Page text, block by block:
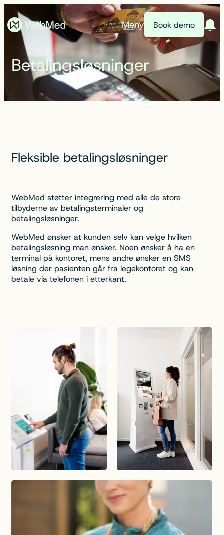
Meny Book demo
Betalingsløsninger
Fleksible betalingsløsninger
WebMed støtter integrering med alle de store
tilbyderne av betalingsterminaler og
betalingsløsninger.
WebMed ønsker at kunden selv kan velge hvilken
betalingsløsning man ønsker. Noen ønsker å ha en
terminal på kontoret, mens andre ønsker en SMS
løsning der pasienten går fra legekontoret og kan
betale via telefonen i etterkant.